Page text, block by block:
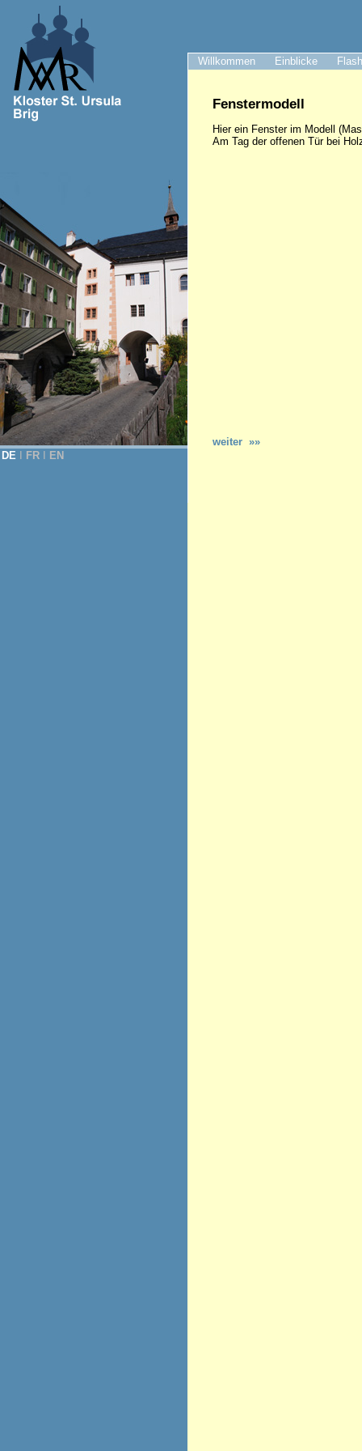
Willkommen Einblicke
DE FR EN
Fenstermodell
Hier ein Fenster im Modell
Am Tag der offenen Tür bei
weiter »»